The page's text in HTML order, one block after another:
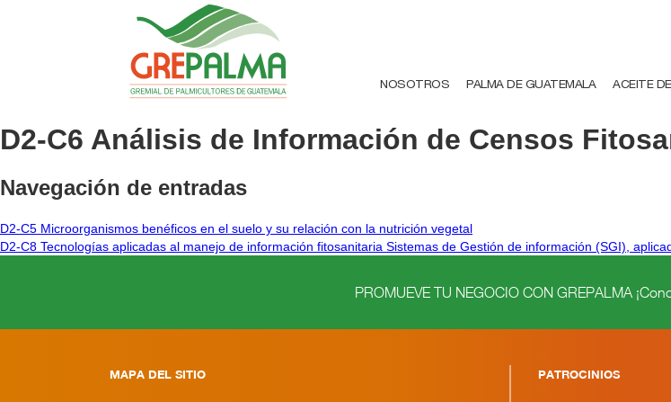
NOSOTROS PALMA DE GUATEMALA ACEITE
D2-C6 Análisis de Información de Censos
Navegación de entradas
D2-C5 Microorganismos benéficos en el suelo y su relación con la nutrición vegetal
D2-C8 Tecnologías aplicadas al manejo de información fitosanitaria Sistemas de Gestión de información (SGI),
PROMUEVE TU NEGOCIO CON GREPALMA
MAPA DEL SITIO PATROCINIOS